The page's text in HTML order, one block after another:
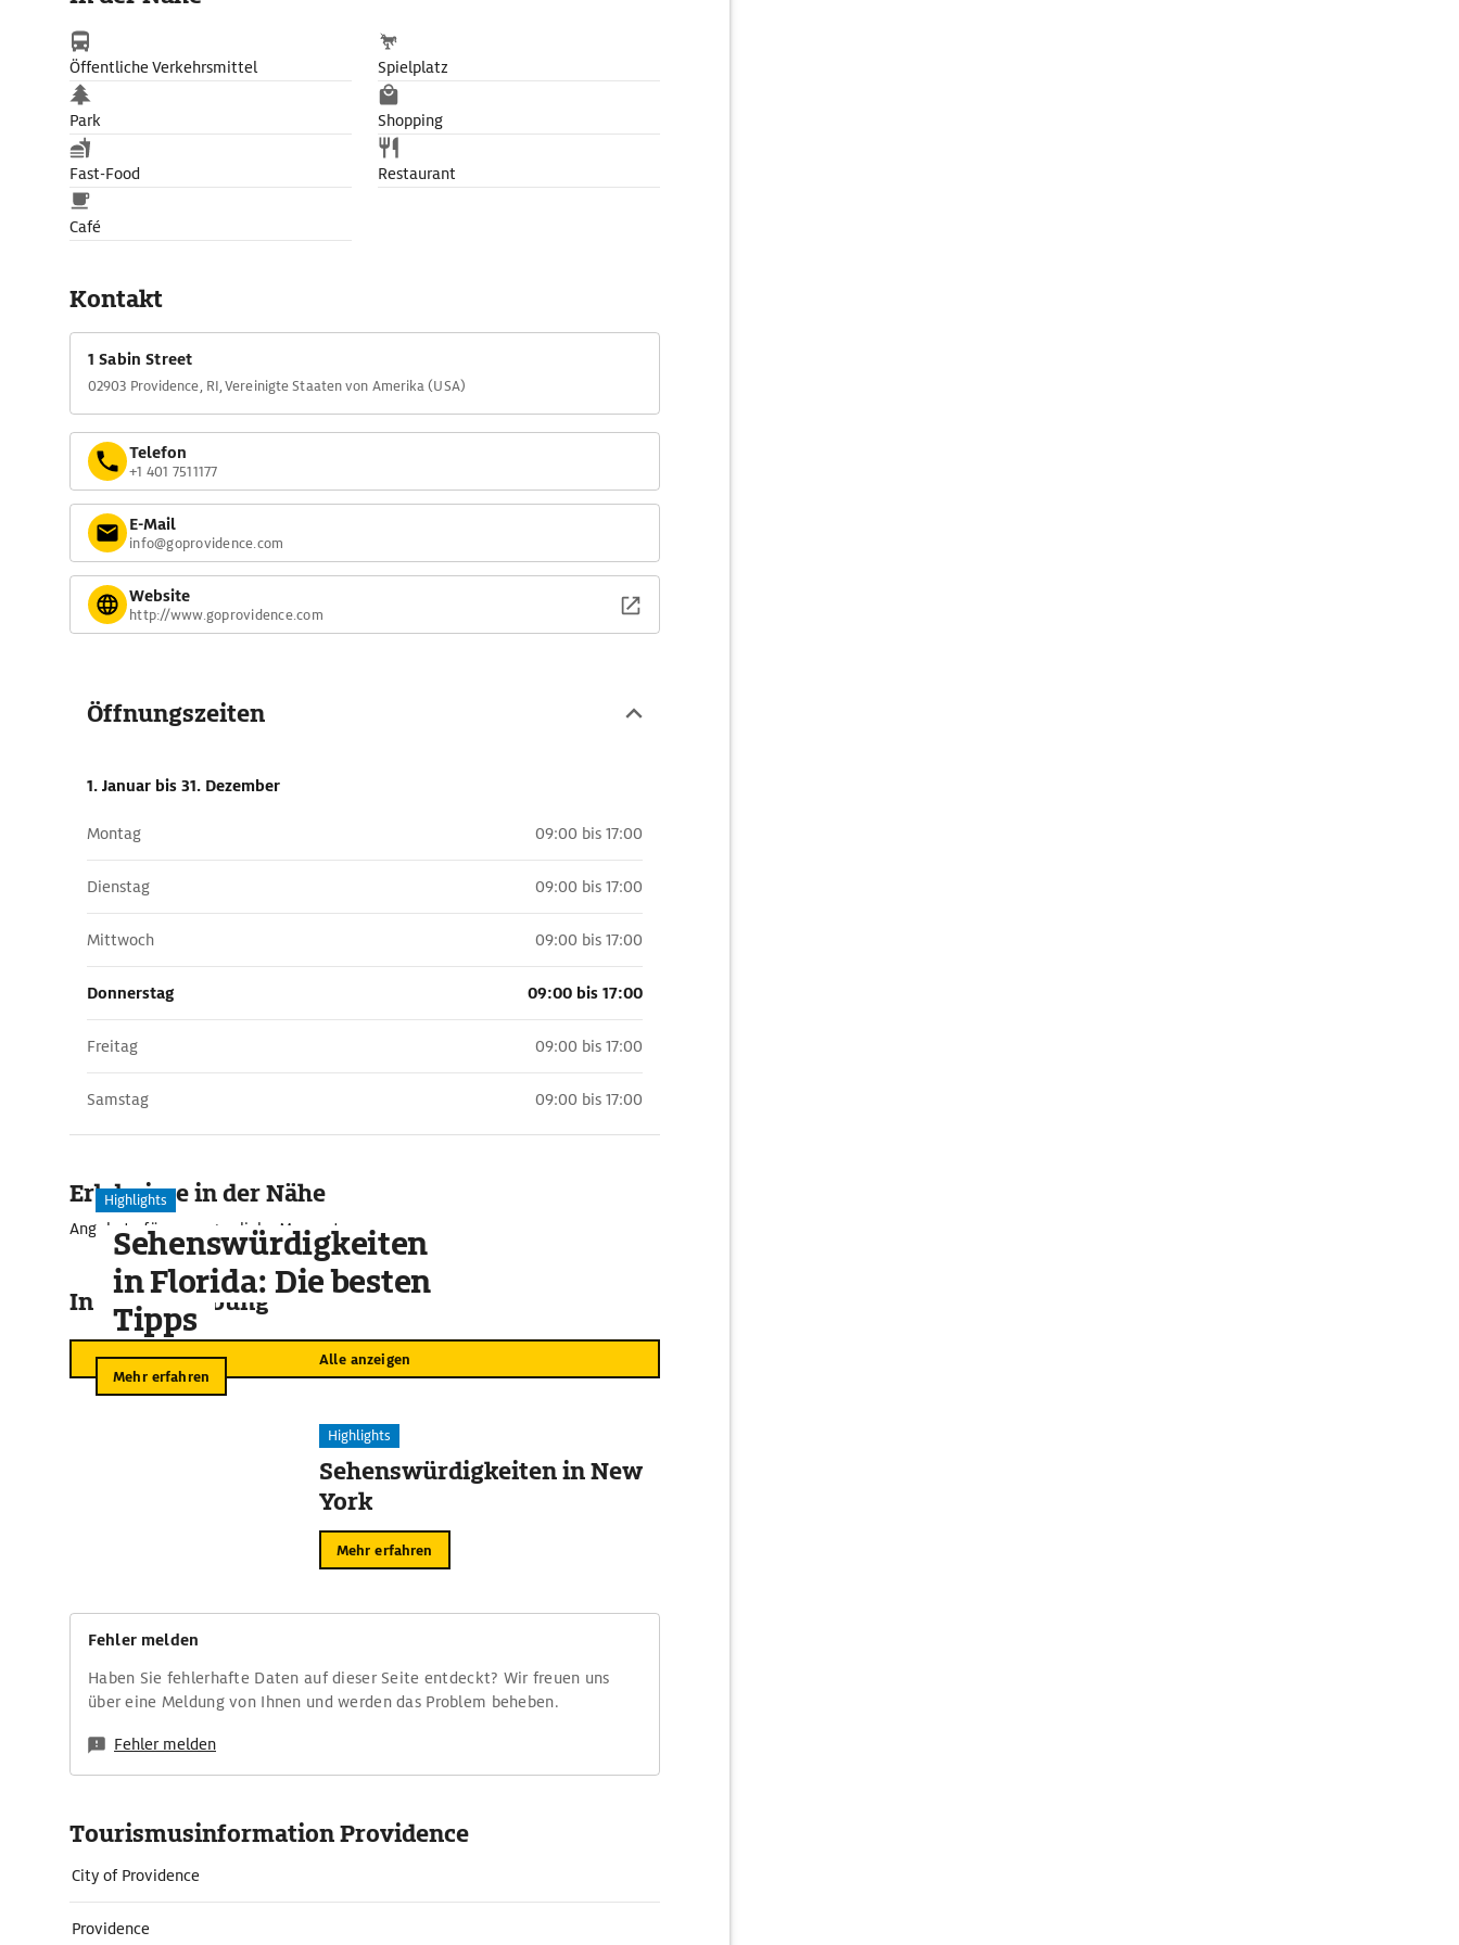
Öffentliche Verkehrsmittel Spielplatz
Park Shopping
Fast-Food Restaurant
Café
Kontakt
1 Sabin Street
02903 Providence, RI, Vereinigte Staaten von Amerika (USA)
Telefon
+1 401 7511177
E-Mail
info@goprovidence.com
Website
http://www.goprovidence.com
Öffnungszeiten
1. Januar bis 31. Dezember
Montag 09:00 bis 17:00
Dienstag 09:00 bis 17:00
Mittwoch 09:00 bis 17:00
Donnerstag 09:00 bis 17:00
Freitag 09:00 bis 17:00
Samstag 09:00 bis 17:00
Erlebnisse in der Nähe
Angebote für unvergessliche Momente
In der Umgebung
Alle anzeigen
Highlights
Sehenswürdigkeiten
in Florida: Die besten
Tipps
Mehr erfahren
Highlights
Sehenswürdigkeiten in New
York
Mehr erfahren
Fehler melden
Haben Sie fehlerhafte Daten auf dieser Seite entdeckt? Wir freuen uns
über eine Meldung von Ihnen und werden das Problem beheben.
Fehler melden
Tourismusinformation Providence
City of Providence
Providence